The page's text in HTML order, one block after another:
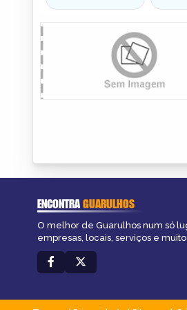
ENCONTRAGUARULHOS
O melhor de Guarulhos num só
empresas, locais, serviços e